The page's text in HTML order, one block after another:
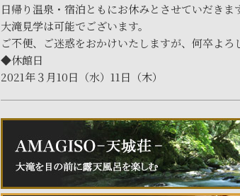
日帰り温泉・宿泊ともにお休みとさせていだきま
大滝見学は可能でございます。
ご不便、ご迷惑をおかけいたしますが、何卒よろ
◆休館日
2021年３月10日（水）11日（木）